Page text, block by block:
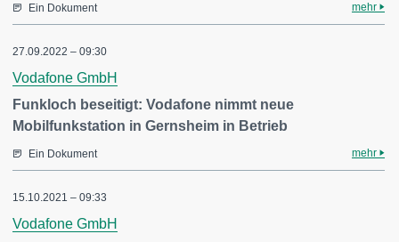
Ein Dokument mehr
27.09.2022 – 09:30
Vodafone GmbH
Funkloch beseitigt: Vodafone nimmt neue
Mobilfunkstation in Gernsheim in Betrieb
Ein Dokument mehr
15.10.2021 – 09:33
Vodafone GmbH